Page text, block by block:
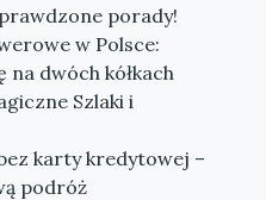
porady!
w Polsce:
dwóch kółkach
Szlaki i
karty kredytowej –
podróż